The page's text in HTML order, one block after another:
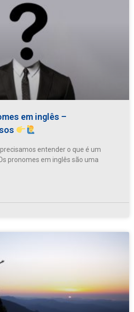
em inglês –
entender o que é um
pronomes em inglês são uma